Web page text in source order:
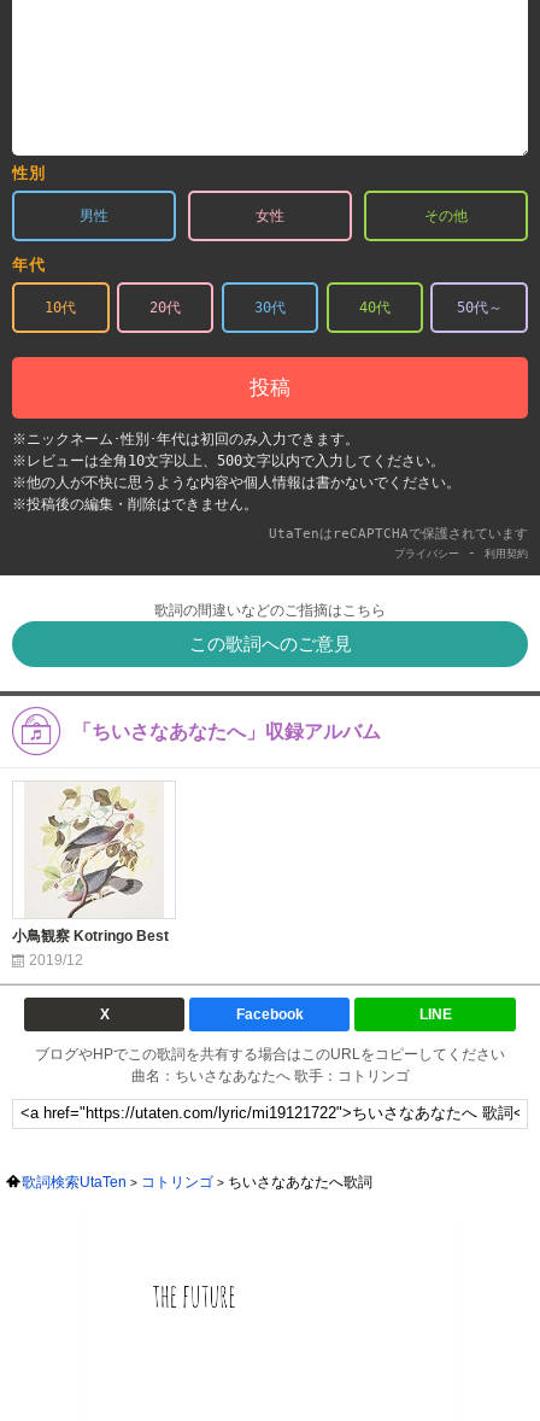
性別
男性 女性 その他
年代
10代 20代 30代 40代 50代～
投稿
※ニックネーム･性別･年代は初回のみ入力できます。
※レビューは全角10文字以上、500文字以内で入力してください。
※他の人が不快に思うような内容や個人情報は書かないでください。
※投稿後の編集・削除はできません。
UtaTenはreCAPTCHAで保護されています
プライバシー - 利用契約
歌詞の間違いなどのご指摘はこちら
この歌詞へのご意見
「ちいさなあなたへ」収録アルバム
小鳥観察 Kotringo Best
2019/12
X Facebook LINE
ブログやHPでこの歌詞を共有する場合はこのURLをコピーしてください
曲名：ちいさなあなたへ 歌手：コトリンゴ
歌詞検索UtaTen コトリンゴ ちいさなあなたへ歌詞